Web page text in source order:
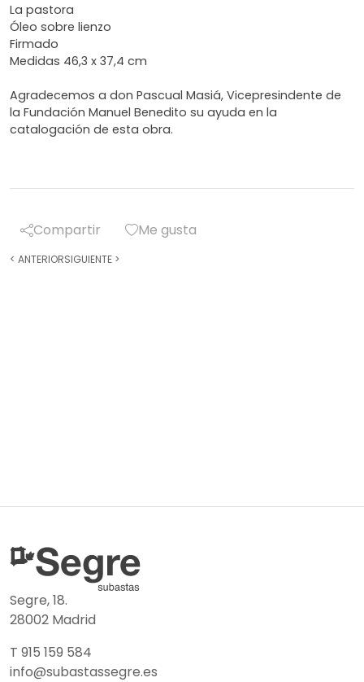
La pastora
Óleo sobre lienzo
Firmado
Medidas 46,3 x 37,4 cm
Agradecemos a don Pascual Masiá, Vicepresindente de
la Fundación Manuel Benedito su ayuda en la
catalogación de esta obra.
Compartir Me gusta
< ANTERIORSIGUIENTE >
Segre, 18.
28002 Madrid
T 915 159 584
info@subastassegre.es